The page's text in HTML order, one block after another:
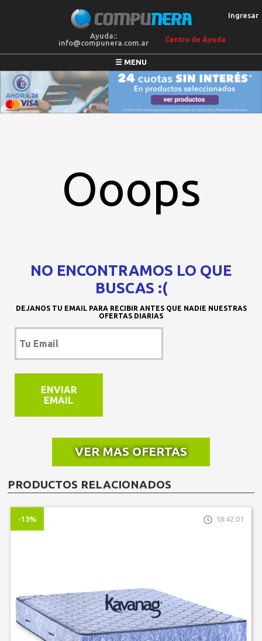
Ayuda::
info@compunera.com.ar
Centro de Ayuda
Ingresar
☰ MENU
COLCHONES
SILLONES
Ooops
NO ENCONTRAMOS LO QUE
BUSCAS :(
DEJANOS TU EMAIL PARA RECIBIR ANTES QUE NADIE NUESTRAS
OFERTAS DIARIAS
ENVIAR
EMAIL
VER MAS OFERTAS
PRODUCTOS RELACIONADOS
-13% 18:42:01